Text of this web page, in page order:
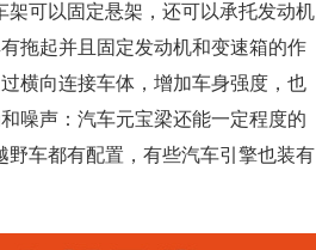
可以固定悬架，还可以承托发动机
拖起并且固定发动机和变速箱的作
横向连接车体，增加车身强度，也
噪声：汽车元宝梁还能一定程度的
车都有配置，有些汽车引擎也装有